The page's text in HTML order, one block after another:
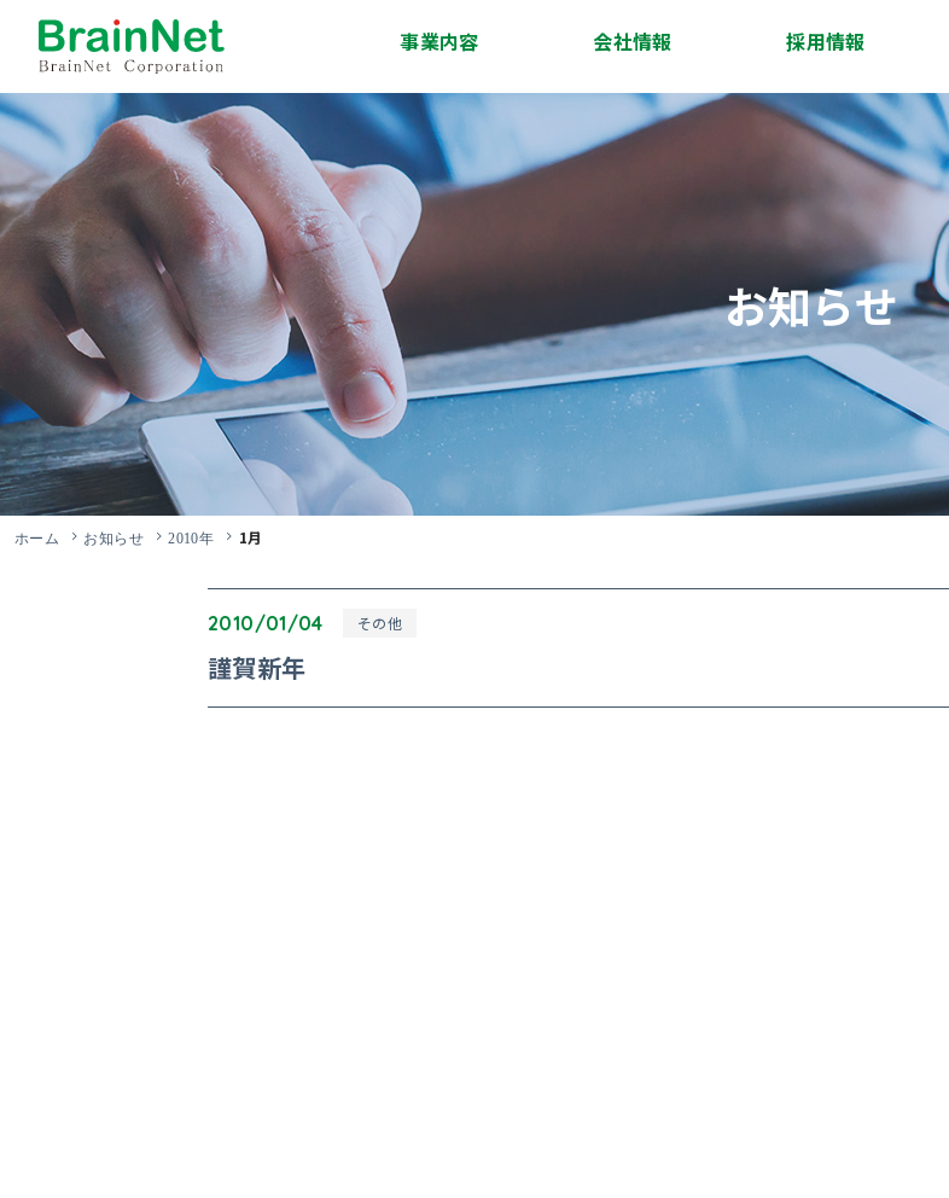
事業内容
システム開発事業
インフラサービス事
移動体通信事業
エンジニア派遣・人
材紹介事業
技術研修事業
ソリューション事業
会社情報
スタッフ紹介
採用情報
お知らせ
ホーム お知らせ 2010年 1月
2010/01/04 その他
謹賀新年